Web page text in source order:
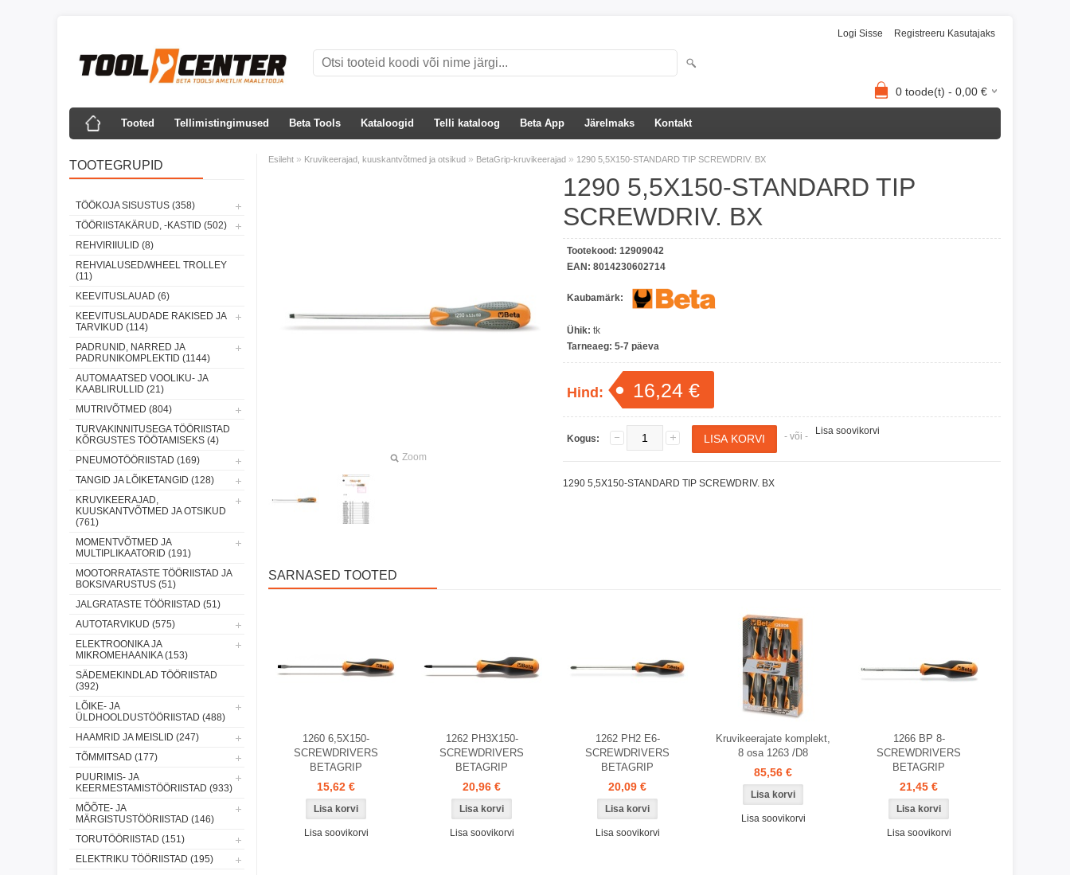
Logi Sisse Registreeru Kasutajaks
0 toode(t) - 0,00 €
Tooted Tellimistingimused Beta Tools Kataloogid Telli kataloog Beta App Järelmaks Kontakt
TOOTEGRUPID
TÖÖKOJA SISUSTUS (358)
TÖÖRIISTAKÄRUD, -KASTID (502)
REHVIRIIULID (8)
REHVIALUSED/WHEEL TROLLEY
(11)
KEEVITUSLAUAD (6)
KEEVITUSLAUDADE RAKISED JA
TARVIKUD (114)
PADRUNID, NARRED JA
PADRUNIKOMPLEKTID (1144)
AUTOMAATSED VOOLIKU- JA
KAABLIRULLID (21)
MUTRIVÕTMED (804)
TURVAKINNITUSEGA TÖÖRIISTAD
KÕRGUSTES TÖÖTAMISEKS (4)
PNEUMOTÖÖRIISTAD (169)
TANGID JA LÕIKETANGID (128)
KRUVIKEERAJAD,
KUUSKANTVÕTMED JA OTSIKUD
(761)
MOMENTVÕTMED JA
MULTIPLIKAATORID (191)
MOOTORRATASTE TÖÖRIISTAD JA
BOKSIVARUSTUS (51)
JALGRATASTE TÖÖRIISTAD (51)
AUTOTARVIKUD (575)
ELEKTROONIKA JA
MIKROMEHAANIKA (153)
SÄDEMEKINDLAD TÖÖRIISTAD
(392)
LÕIKE- JA
ÜLDHOOLDUSTÖÖRIISTAD (488)
HAAMRID JA MEISLID (247)
TÕMMITSAD (177)
PUURIMIS- JA
KEERMESTAMISTÖÖRIISTAD (933)
MÕÕTE- JA
MÄRGISTUSTÖÖRIISTAD (146)
TORUTÖÖRIISTAD (151)
ELEKTRIKU TÖÖRIISTAD (195)
Esileht » Kruvikeerajad, kuuskantvõtmed ja otsikud » BetaGrip-kruvikeerajad » 1290 5,5X150-STANDARD TIP SCREWDRIV. BX
Zoom
1290 5,5X150-STANDARD TIP
SCREWDRIV. BX
Tootekood: 12909042
EAN: 8014230602714
Kaubamärk:
Ühik: tk
Tarneaeg: 5-7 päeva
Hind: 16,24 €
Kogus: - või - Lisa soovikorvi
1290 5,5X150-STANDARD TIP SCREWDRIV. BX
SARNASED TOOTED
1260 6,5X150-
SCREWDRIVERS
BETAGRIP
15,62 €
Lisa soovikorvi
1262 PH3X150-
SCREWDRIVERS
BETAGRIP
20,96 €
Lisa soovikorvi
1262 PH2 E6-
SCREWDRIVERS
BETAGRIP
20,09 €
Lisa soovikorvi
Kruvikeerajate komplekt,
8 osa 1263 /D8
85,56 €
Lisa soovikorvi
1266 BP 8-
SCREWDRIVERS
BETAGRIP
21,45 €
Lisa soovikorvi